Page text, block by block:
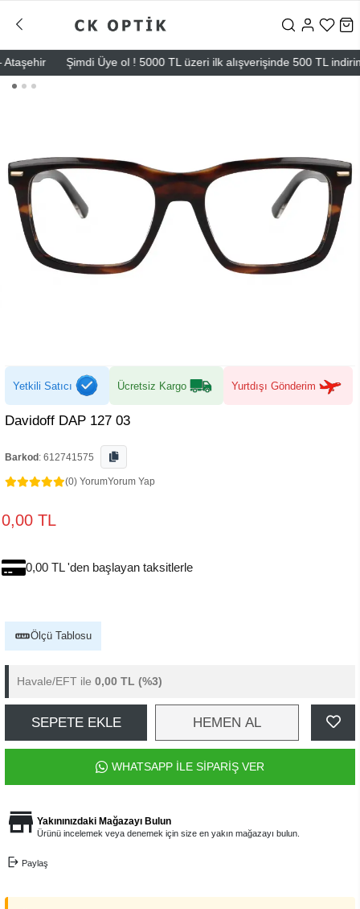
Şimdi Üye ol ! 5000 TL üzeri ilk alışverişinde 500 TL indirim
Yetkili Satıcı Ücretsiz Kargo Yurtdışı Gönderim
Davidoff DAP 127 03
Barkod : 612741575
(0) YorumYorum Yap
0,00 TL
0,00 TL 'den başlayan taksitlerle
Ölçü Tablosu
Havale/EFT ile 0,00 TL (%3)
SEPETE EKLE HEMEN AL
WHATSAPP İLE SİPARİŞ VER
Yakınınızdaki Mağazayı Bulun
Ürünü incelemek veya denemek için size en yakın mağazayı bulun.
Paylaş